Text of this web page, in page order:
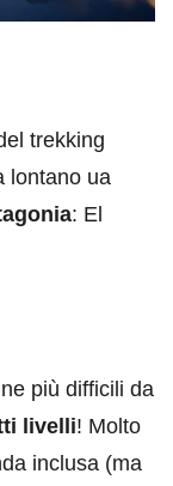
trekking
lontano ua
: El
più difficili da
livelli! Molto
inclusa (ma